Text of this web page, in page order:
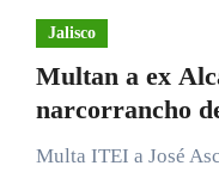
Jalisco
Multan a ex
narcorrancho
Multa ITEI a José Ascensión Murguía Santiago, ex